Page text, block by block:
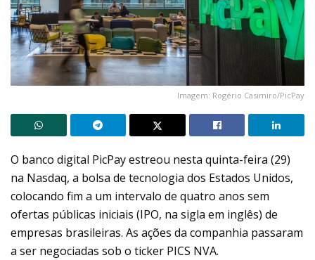
Imagem: Rogério Casimiro/PicPay
O banco digital PicPay estreou nesta quinta-feira (29)
na Nasdaq, a bolsa de tecnologia dos Estados Unidos,
colocando fim a um intervalo de quatro anos sem
ofertas públicas iniciais (IPO, na sigla em inglês) de
empresas brasileiras. As ações da companhia passaram
a ser negociadas sob o ticker PICS NVA.